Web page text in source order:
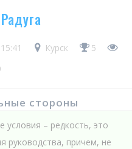
Курск
5
стороны
условия – редкость, это
руководства, причем, не